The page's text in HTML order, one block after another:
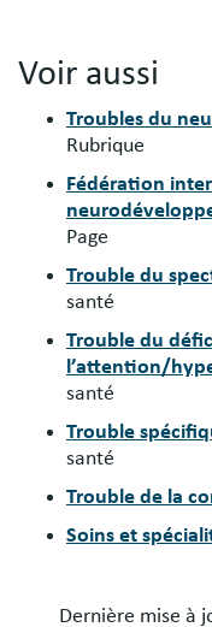
Voir aussi
Troubles du
Rubrique
Fédération
Page
Trouble du
santé
Trouble du
l’attention/
santé
Trouble
santé
Trouble de la
Soins et
Dernière mise à